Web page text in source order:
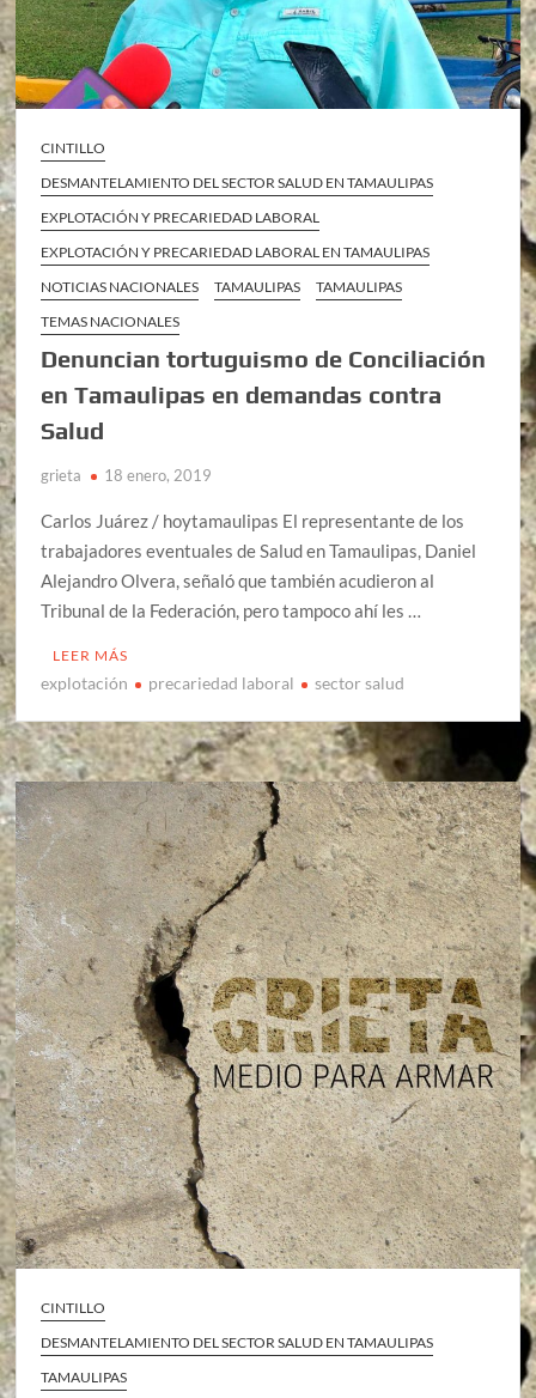
CINTILLO
DESMANTELAMIENTO DEL SECTOR SALUD EN TAMAULIPAS
EXPLOTACIÓN Y PRECARIEDAD LABORAL
EXPLOTACIÓN Y PRECARIEDAD LABORAL EN TAMAULIPAS
NOTICIAS NACIONALES
TAMAULIPAS
TAMAULIPAS
TEMAS NACIONALES
Denuncian tortuguismo de Conciliación
en Tamaulipas en demandas contra
Salud
grieta 18 enero, 2019
Carlos Juárez / hoytamaulipas El representante de los
trabajadores eventuales de Salud en Tamaulipas, Daniel
Alejandro Olvera, señaló que también acudieron al
Tribunal de la Federación, pero tampoco ahí les …
LEER MÁS
explotación precariedad laboral sector salud
CINTILLO
DESMANTELAMIENTO DEL SECTOR SALUD EN TAMAULIPAS
TAMAULIPAS